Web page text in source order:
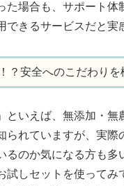
た場合も、サポート体
できるサービスだと実
？安全へのこだわりを
といえば、無添加・
られていますが、実際
るのか気になる方も多
試しセットを使ってみ